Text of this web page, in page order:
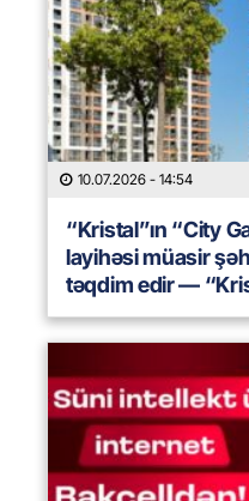
10.07.2026 - 14:54
“Kristal”ın “City
layihəsi müasir
təqdim edir —